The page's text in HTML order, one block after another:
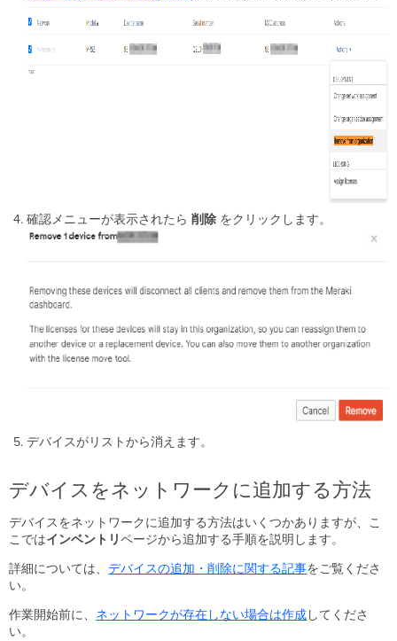
確認メニューが表示されたら 削除をクリックします。
デバイスがリストから消えます。
デバイスをネットワークに追加する方法
デバイスをネットワークに追加する方法はいくつかありますが、こ
こではインベントリページから追加する手順を説明します。
詳細については、デバイスの追加・削除に関する記事をご覧くださ
い。
作業開始前に、 ネットワークが存在しない場合は作成してくださ
い。